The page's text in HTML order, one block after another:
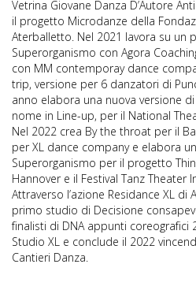
Vetrina Giovane Danza D’Autore
il progetto Microdanze della
Aterballetto. Nel 2021 lavora su un
Superorganismo con Agora
con MM contemporay dance
trip, versione per 6 danzatori di
anno elabora una nuova versione
nome in Line-up, per il National
Nel 2022 crea By the throat per il
per XL dance company e elabora
Superorganismo per il progetto
Hannover e il Festival Tanz Theater
Attraverso l’azione Residance XL di
primo studio di Decisione
finalisti di DNA appunti coreografici
Studio XL e conclude il 2022
Cantieri Danza.